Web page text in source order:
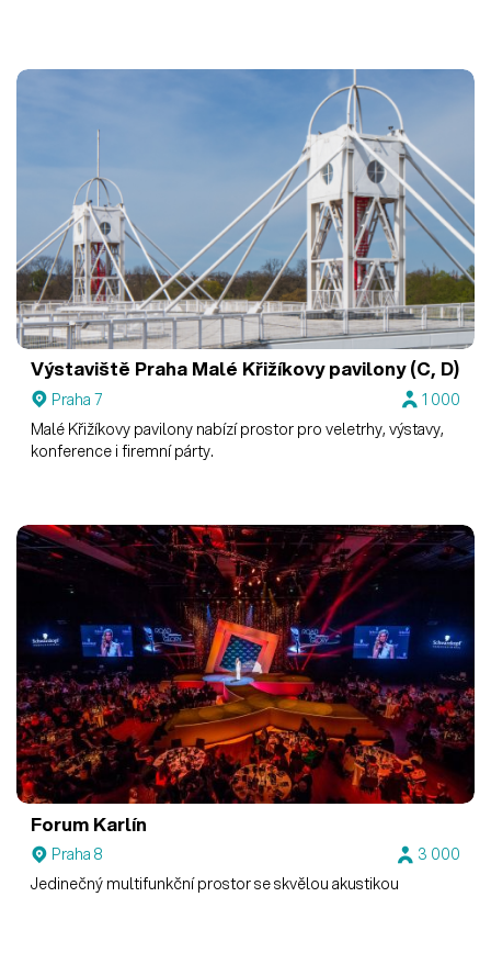
Výstaviště Praha Malé Křižíkovy pavilony (C, D)
Praha 7
1 000
Malé Křižíkovy pavilony nabízí prostor pro veletrhy, výstavy,
konference i firemní párty.
Forum Karlín
Praha 8
3 000
Jedinečný multifunkční prostor se skvělou akustikou